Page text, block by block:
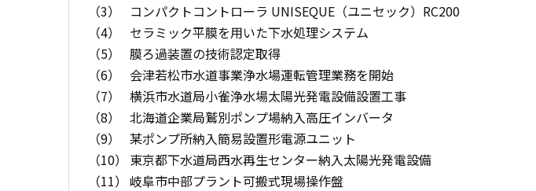
（3）
コンパクトコントローラ UNISEQUE（ユニセック）RC200
（4）
セラミック平膜を用いた下水処理システム
（5）
膜ろ過装置の技術認定取得
（6）
会津若松市水道事業浄水場運転管理業務を開始
（7）
横浜市水道局小雀浄水場太陽光発電設備設置工事
（8）
北海道企業局鷲別ポンプ場納入高圧インバータ
（9）
某ポンプ所納入簡易設置形電源ユニット
（10）
東京都下水道局西水再生センター納入太陽光発電設備
（11） 岐阜市中部プラント可搬式現場操作盤